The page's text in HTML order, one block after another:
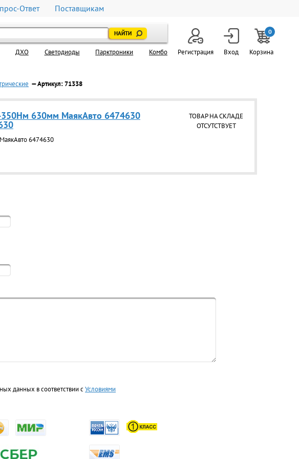
Ответ Поставщикам
ДХО Светодиоды Парктроники Комбо Регистрация Вход
0
Корзина
— Артикул: 71338
ТОВАР НА СКЛАДЕ
ОТСУТСТВУЕТ
630мм МаякАвто 6474630
6474630
данных в соответствии сУсловиями